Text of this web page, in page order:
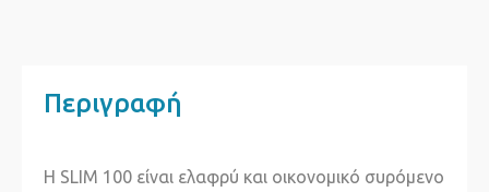
Περιγραφή
H SLIM 100 είναι ελαφρύ και οικονομικό συρόμενο